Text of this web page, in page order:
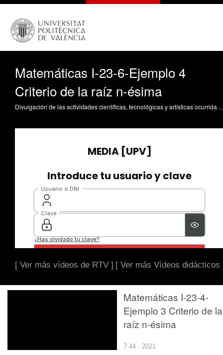
Matemáticas I-23-6-Ejemplo 4
Criterio de la raíz n-ésima
Divulgación de las actividades científicas, tecnológicas y artísticas ocurridas en los tres campus de la UPV
[ Ver más vídeos de RTV ] [ Ver más Vídeos didácticos
Matemáticas I-23-4-
Ejemplo 3 Criterio de la
raíz n-ésima
7:44 · 2021